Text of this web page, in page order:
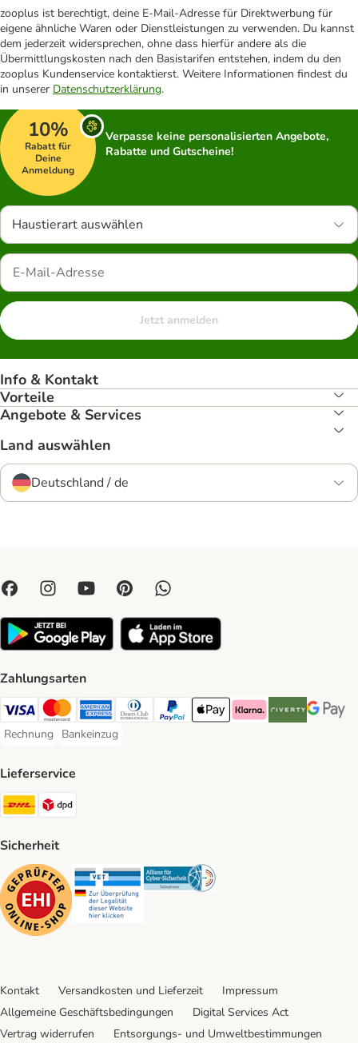
zooplus ist berechtigt, deine E-Mail-Adresse für Direktwerbung für
eigene ähnliche Waren oder Dienstleistungen zu verwenden. Du kannst
dem jederzeit widersprechen, ohne dass hierfür andere als die
Übermittlungskosten nach den Basistarifen entstehen, indem du den
zooplus Kundenservice kontaktierst. Weitere Informationen findest du
in unserer Datenschutzerklärung.
10%
Rabatt für
Deine
Anmeldung
Verpasse keine personalisierten Angebote,
Rabatte und Gutscheine!
Haustierart auswählen
Jetzt anmelden
Info & Kontakt
Vorteile
Angebote & Services
Land auswählen
Deutschland / de
Zahlungsarten
Visa Payment Method
Mastercard Payment Method
American Express Payment Method
Diners Club Payment Method
PayPal Payment Method
Apple Pay Payment Method
Klarna Payment Method
Riverty Payment
Google
Rechnung
Rechnung Payment Method
Bankeinzug
Bankeinzug Payment Method
Lieferservice
DHL Shipping Method
Sicherheit
Security Security Security
Kontakt Versandkosten und Lieferzeit
Impressum
Allgemeine Geschäftsbedingungen
Digital Services Act
Vertrag widerrufen
Entsorgungs- und Umweltbestimmungen